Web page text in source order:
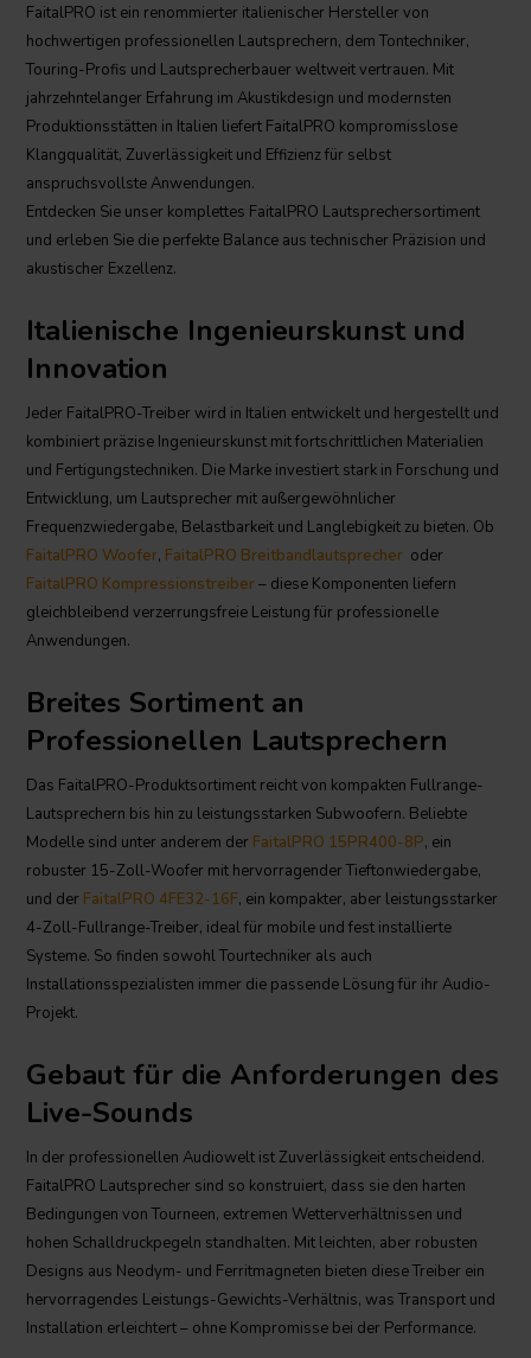
FaitalPRO ist ein renommierter italienischer Hersteller von
hochwertigen professionellen Lautsprechern, dem Tontechniker,
Touring-Profis und Lautsprecherbauer weltweit vertrauen. Mit
jahrzehntelanger Erfahrung im Akustikdesign und modernsten
Produktionsstätten in Italien liefert FaitalPRO kompromisslose
Klangqualität, Zuverlässigkeit und Effizienz für selbst
anspruchsvollste Anwendungen.
Entdecken Sie unser komplettes FaitalPRO Lautsprechersortiment
und erleben Sie die perfekte Balance aus technischer Präzision und
akustischer Exzellenz.
Italienische Ingenieurskunst und
Innovation
Jeder FaitalPRO-Treiber wird in Italien entwickelt und hergestellt und
kombiniert präzise Ingenieurskunst mit fortschrittlichen Materialien
und Fertigungstechniken. Die Marke investiert stark in Forschung und
Entwicklung, um Lautsprecher mit außergewöhnlicher
Frequenzwiedergabe, Belastbarkeit und Langlebigkeit zu bieten. Ob
FaitalPRO Woofer, FaitalPRO Breitbandlautsprecher oder
FaitalPRO Kompressionstreiber– diese Komponenten liefern
gleichbleibend verzerrungsfreie Leistung für professionelle
Anwendungen.
Breites Sortiment an
Professionellen Lautsprechern
Das FaitalPRO-Produktsortiment reicht von kompakten Fullrange-
Lautsprechern bis hin zu leistungsstarken Subwoofern. Beliebte
Modelle sind unter anderem der FaitalPRO 15PR400-8P, ein
robuster 15-Zoll-Woofer mit hervorragender Tieftonwiedergabe,
und der FaitalPRO 4FE32-16F, ein kompakter, aber leistungsstarker
4-Zoll-Fullrange-Treiber, ideal für mobile und fest installierte
Systeme. So finden sowohl Tourtechniker als auch
Installationsspezialisten immer die passende Lösung für ihr Audio-
Projekt.
Gebaut für die Anforderungen des
Live-Sounds
In der professionellen Audiowelt ist Zuverlässigkeit entscheidend.
FaitalPRO Lautsprecher sind so konstruiert, dass sie den harten
Bedingungen von Tourneen, extremen Wetterverhältnissen und
hohen Schalldruckpegeln standhalten. Mit leichten, aber robusten
Designs aus Neodym- und Ferritmagneten bieten diese Treiber ein
hervorragendes Leistungs-Gewichts-Verhältnis, was Transport und
Installation erleichtert – ohne Kompromisse bei der Performance.